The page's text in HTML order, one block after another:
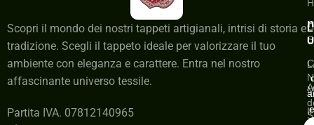
Scopri il mondo dei nostri tappeti artigianali, intrisi di storia e
tradizione. Scegli il tappeto ideale per valorizzare il tuo
ambiente con eleganza e carattere. Entra nel nostro
affascinante universo tessile.
Partita IVA. 07812140965